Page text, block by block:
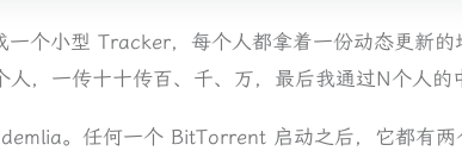
一个小型 Tracker，每个人都拿着一份动态更新
，一传十十传百、千、万，最后我通过N个人的
。任何一个 BitTorrent 启动之后，它都有